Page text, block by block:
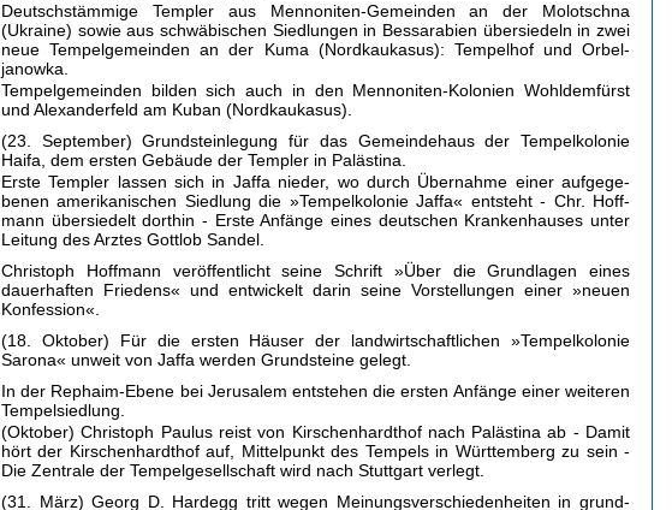
Deutschstämmige Templer aus Mennoniten-Gemeinden an der Molotschna
(Ukraine) sowie aus schwäbischen Siedlungen in Bessarabien übersiedeln in zwei
neue Tempelgemeinden an der Kuma (Nordkaukasus): Tempelhof und Orbel­
janowka.
Tempelgemeinden bilden sich auch in den Mennoniten-Kolonien Wohldemfürst
und Alexanderfeld am Kuban (Nordkaukasus).
(23. September) Grundsteinlegung für das Gemeindehaus der Tempelkolonie
Haifa, dem ersten Gebäude der Templer in Palästina.
Erste Templer lassen sich in Jaffa nieder, wo durch Übernahme einer aufgege­
benen amerikanischen Siedlung die »Tempelkolonie Jaffa« entsteht - Chr. Hoff­
mann übersiedelt dorthin - Erste Anfänge eines deutschen Krankenhauses unter
Leitung des Arztes Gottlob Sandel.
Christoph Hoffmann veröffentlicht seine Schrift »Über die Grundlagen eines
dauerhaften Friedens« und entwickelt darin seine Vorstellungen einer »neuen
Konfession«.
(18. Oktober) Für die ersten Häuser der landwirtschaftlichen »Tempelkolonie
Sarona« unweit von Jaffa werden Grundsteine gelegt.
In der Rephaim-Ebene bei Jerusalem entstehen die ersten Anfänge einer weiteren
Tempelsiedlung.
(Oktober) Christoph Paulus reist von Kirschenhardthof nach Palästina ab - Damit
hört der Kirschenhardthof auf, Mittelpunkt des Tempels in Württemberg zu sein -
Die Zentrale der Tempelgesellschaft wird nach Stuttgart verlegt.
(31. März) Georg D. Hardegg tritt wegen Meinungsverschiedenheiten in grund­